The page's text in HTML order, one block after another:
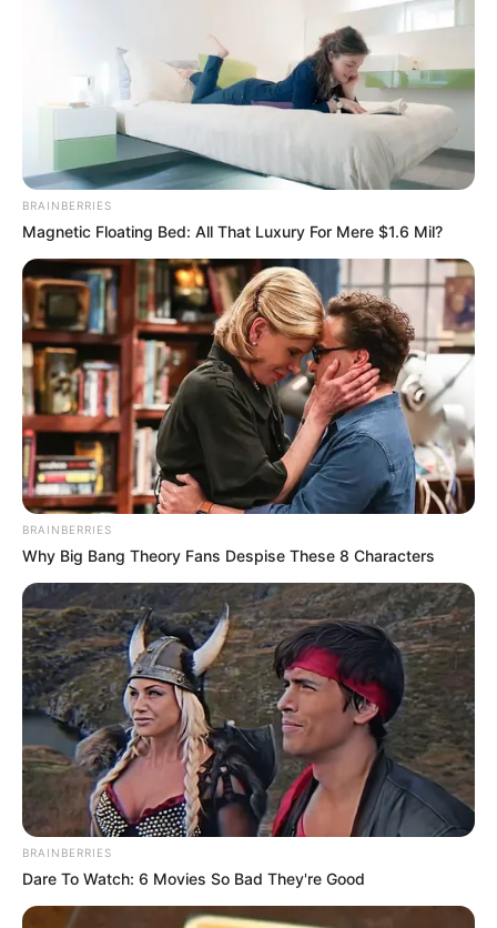
BRAINBERRIES
Magnetic Floating Bed: All That Luxury For Mere $1.6 Mil?
BRAINBERRIES
Why Big Bang Theory Fans Despise These 8 Characters
BRAINBERRIES
Dare To Watch: 6 Movies So Bad They're Good